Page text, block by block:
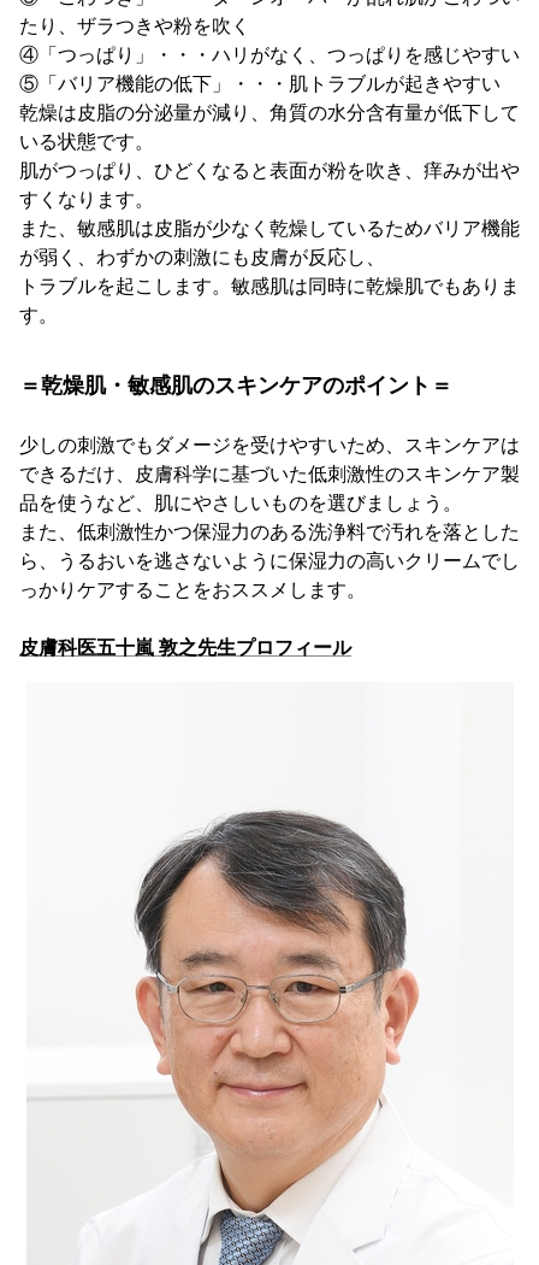
たり、ザラつきや粉を吹く
④「つっぱり」・・・ハリがなく、つっぱりを感じやすい
⑤「バリア機能の低下」・・・肌トラブルが起きやすい
乾燥は皮脂の分泌量が減り、角質の水分含有量が低下して
いる状態です。
肌がつっぱり、ひどくなると表面が粉を吹き、痒みが出や
すくなります。
また、敏感肌は皮脂が少なく乾燥しているためバリア機能
が弱く、わずかの刺激にも皮膚が反応し、
トラブルを起こします。敏感肌は同時に乾燥肌でもありま
す。
＝乾燥肌・敏感肌のスキンケアのポイント＝
少しの刺激でもダメージを受けやすいため、スキンケアは
できるだけ、皮膚科学に基づいた低刺激性のスキンケア製
品を使うなど、肌にやさしいものを選びましょう。
また、低刺激性かつ保湿力のある洗浄料で汚れを落とした
ら、うるおいを逃さないように保湿力の高いクリームでし
っかりケアすることをおススメします。
皮膚科医五十嵐 敦之先生プロフィール